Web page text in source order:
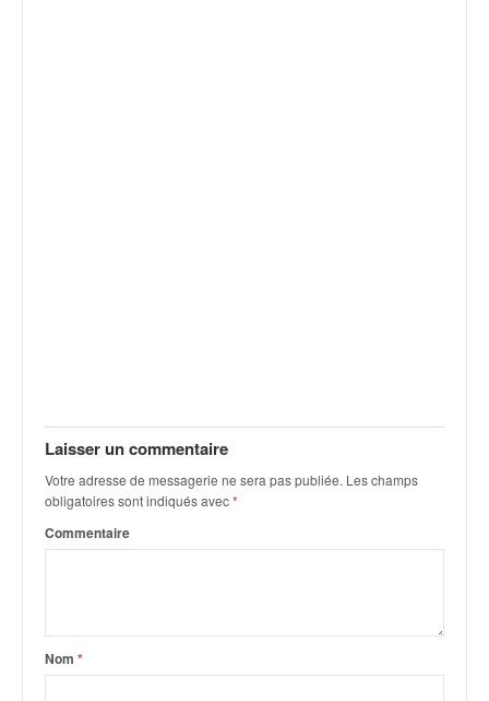
Laisser un commentaire
Votre adresse de messagerie ne sera pas publiée. Les champs
obligatoires sont indiqués avec*
Commentaire
Nom *